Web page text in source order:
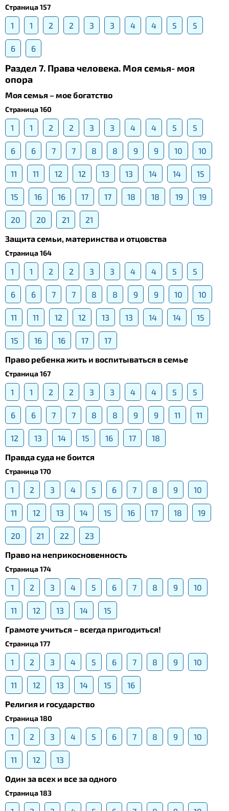
Страница 157
1 1 2 2 3 3 4 4 5 5
6 6
Раздел 7. Права человека. Моя семья- моя
опора
Моя семья – мое богатство
Страница 160
1 1 2 2 3 3 4 4 5 5
6 6 7 7 8 8 9 9 10 10
11 11 12 12 13 13 14 14 15
15 16 16 17 17 18 18 19 19
20 20 21
21
Защита семьи, материнства и отцовства
Страница 164
1 1 2 2 3 3 4 4 5 5
6 6 7 7 8 8 9 9 10 10
11 11 12 12 13 13 14 14 15
15 16 16 17
17
Право ребенка жить и воспитываться в семье
Страница 167
1 1 2 2 3 3 4 4 5 5
6 6 7 7 8 8 9 9 11 11
12 13 14 15 16 17
18
Правда суда не боится
Страница 170
1 2 3 4 5 6 7 8 9 10
11 12 13 14 15 16 17 18 19
20 21 22
23
Право на неприкосновенность
Страница 174
1 2 3 4 5 6 7 8 9 10
11 12 13 14
15
Грамоте учиться – всегда пригодиться!
Страница 177
1 2 3 4 5 6 7 8 9 10
11 12 13 14 15
16
Религия и государство
Страница 180
1 2 3 4 5 6 7 8 9 10
11 12
13
Один за всех и все за одного
Страница 183